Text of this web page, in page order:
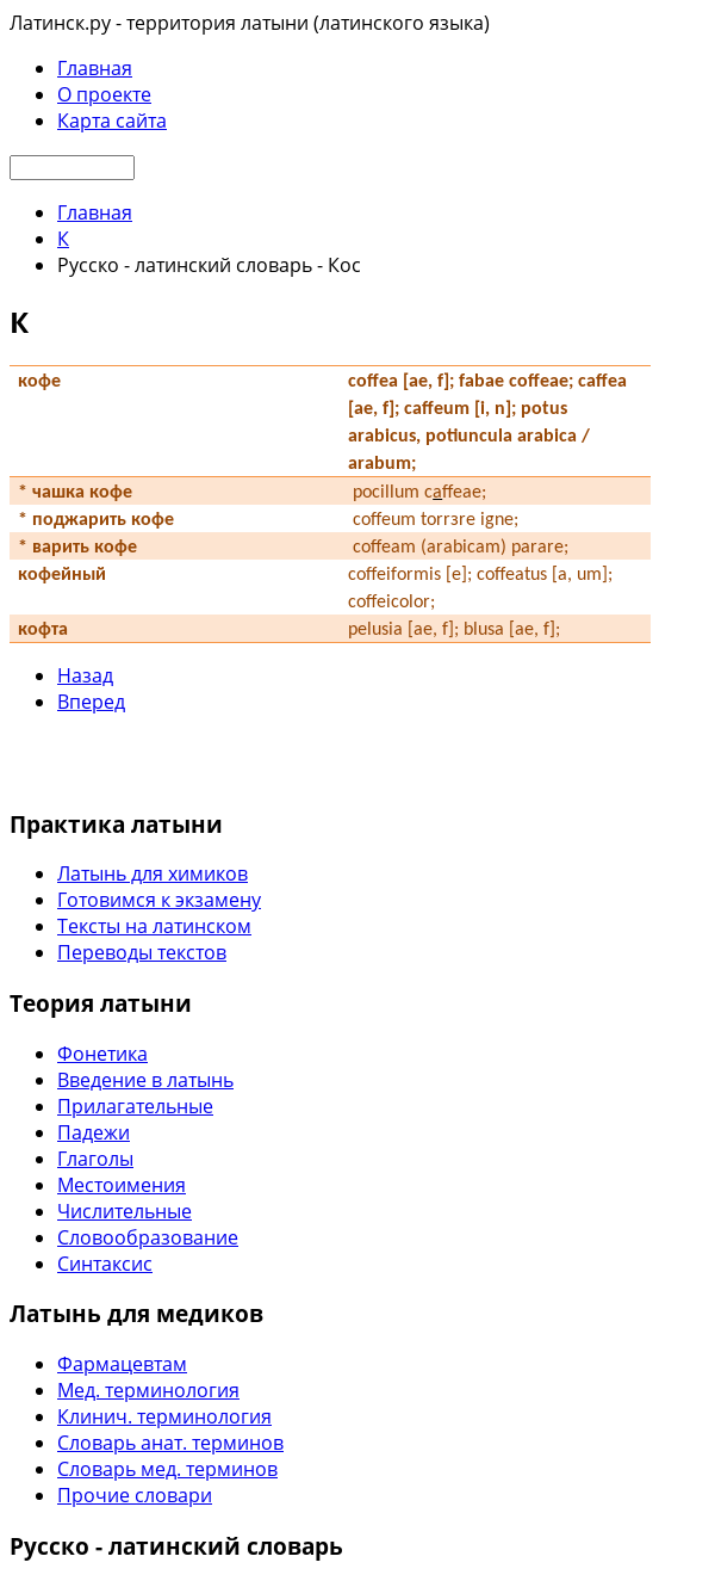
Латинск.ру - территория латыни (латинского языка)
Главная
О проекте
Карта сайта
Главная
К
Русско - латинский словарь - Кос
К
кофе
coffea [ae, f]; fabae coffeae; caffea
[ae, f]; caffeum [i, n]; potus
arabicus, potiuncula arabica /
arabum;
*чашка кофе pocillum caffeae;
* поджарить кофе
coffeum torrзre igne;
* варить кофе
coffeam (arabicam) parare;
кофейный
coffeiformis [e]; coffeatus [a, um];
coffeicolor;
кофта
pelusia [ae, f]; blusa [ae, f];
Назад
Вперед
Практика латыни
Латынь для химиков
Готовимся к экзамену
Тексты на латинском
Переводы текстов
Теория латыни
Фонетика
Введение в латынь
Прилагательные
Падежи
Глаголы
Местоимения
Числительные
Словообразование
Синтаксис
Латынь для медиков
Фармацевтам
Мед. терминология
Клинич. терминология
Словарь анат. терминов
Словарь мед. терминов
Прочие словари
Русско - латинский словарь